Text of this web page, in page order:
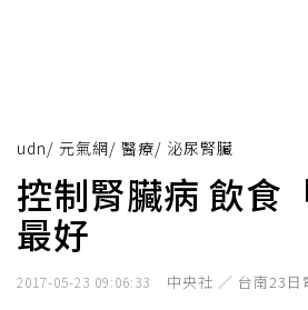
udn/ 元氣網/ 醫療/ 泌尿腎臟
控制腎臟病 飲食
最好
2017-05-23 09:06:33 中央社 ／ 台南23日